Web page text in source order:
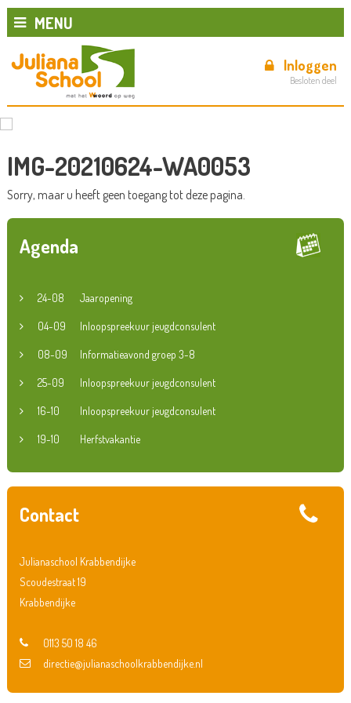
MENU
Inloggen
Besloten deel
IMG-20210624-WA0053
Sorry, maar u heeft geen toegang tot deze pagina.
Agenda
24-08 Jaaropening
04-09 Inloopspreekuur jeugdconsulent
08-09 Informatieavond groep 3-8
25-09 Inloopspreekuur jeugdconsulent
16-10 Inloopspreekuur jeugdconsulent
19-10 Herfstvakantie
Contact
Julianaschool Krabbendijke
Scoudestraat 19
Krabbendijke
0113 50 18 46
directie@julianaschoolkrabbendijke.nl